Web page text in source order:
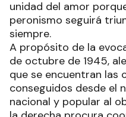
unidad del amor
peronismo seguirá
siempre.
A propósito de la
de octubre de 1945,
que se encuentran las
conseguidos desde el
nacional y popular al